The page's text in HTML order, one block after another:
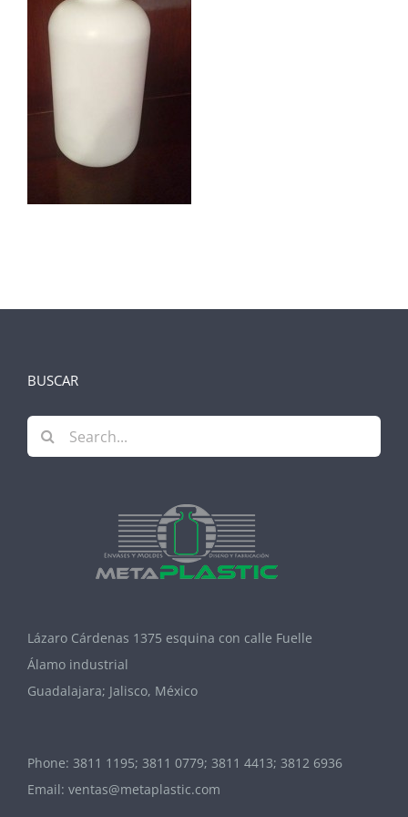
BUSCAR
Search
for:
Lázaro Cárdenas 1375 esquina con calle Fuelle
Álamo industrial
Guadalajara; Jalisco, México
Phone: 3811 1195; 3811 0779; 3811 4413; 3812 6936
Email: ventas@metaplastic.com